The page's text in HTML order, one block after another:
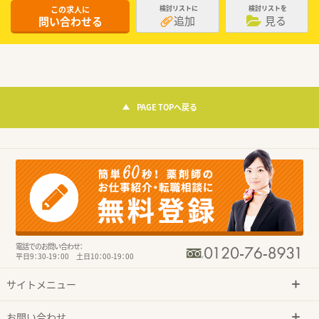
この求人に
問い合わせる
検討リストに
追加
検討リストを
見る
PAGE TOPへ戻る
電話でのお問い合わせ：
平日9：30-19：00 土日10：00-19：00
サイトメニュー